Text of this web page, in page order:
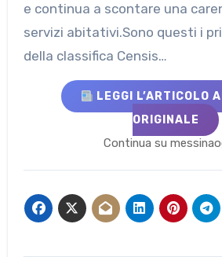
e continua a scontare una
servizi abitativi.Sono questi i
della classifica Censis…
LEGGI L’ARTICOLO
ORIGINALE
Continua su